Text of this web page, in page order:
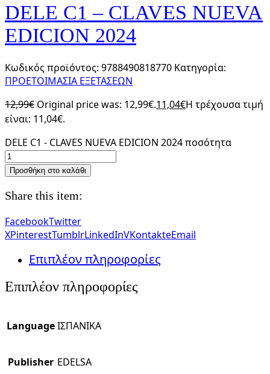
DELE C1 – CLAVES NUEVA
EDICION 2024
Κωδικός προϊόντος: 9788490818770 Κατηγορία:
ΠΡΟΕΤΟΙΜΑΣΙΑ ΕΞΕΤΑΣΕΩΝ
12,99€ Original price was: 12,99€.11,04€Η τρέχουσα τιμή
είναι: 11,04€.
DELE C1 - CLAVES NUEVA EDICION 2024 ποσότητα
Προσθήκη στο καλάθι
Share this item:
FacebookTwitter
XPinterestTumblrLinkedInVKontakteEmail
Επιπλέον πληροφορίες
Επιπλέον πληροφορίες
LanguageΙΣΠΑΝΙΚΑ
Publisher EDELSA